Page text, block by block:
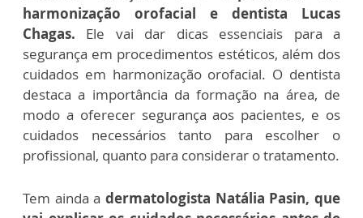
harmonização orofacial e dentista Lucas
Chagas. Ele vai dar dicas essenciais para a
segurança em procedimentos estéticos, além dos
cuidados em harmonização orofacial. O dentista
destaca a importância da formação na área, de
modo a oferecer segurança aos pacientes, e os
cuidados necessários tanto para escolher o
profissional, quanto para considerar o tratamento.
Tem ainda a dermatologista Natália Pasin, que